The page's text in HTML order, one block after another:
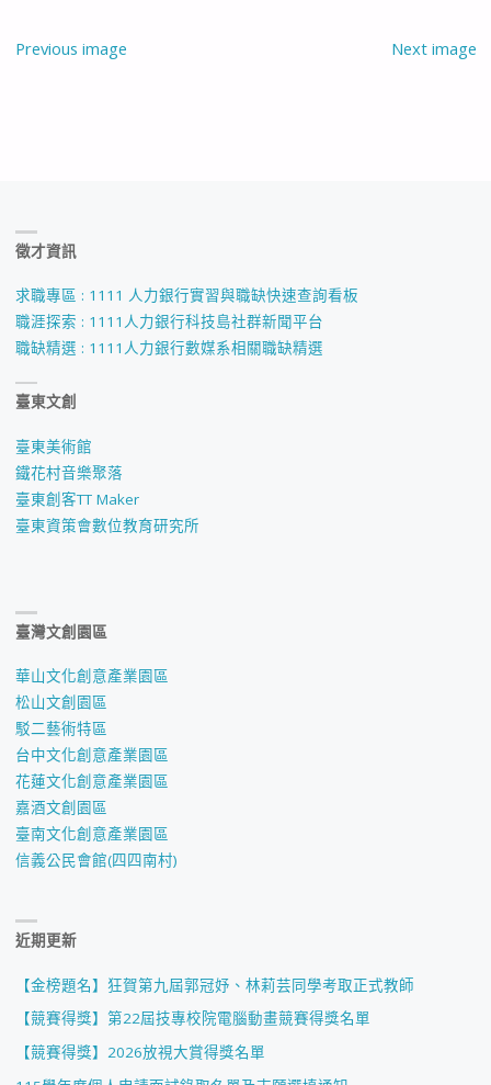
Previous image Next image
徵才資訊
求職專區 : 1111 人力銀行實習與職缺快速查詢看板
職涯探索 : 1111人力銀行科技島社群新聞平台
職缺精選 : 1111人力銀行數媒系相關職缺精選
臺東文創
臺東美術館
鐵花村音樂聚落
臺東創客TT Maker
臺東資策會數位教育研究所
臺灣文創園區
華山文化創意產業園區
松山文創園區
駁二藝術特區
台中文化創意產業園區
花蓮文化創意產業園區
嘉酒文創園區
臺南文化創意產業園區
信義公民會館(四四南村)
近期更新
【金榜題名】狂賀第九屆郭冠妤、林莉芸同學考取正式教師
【競賽得獎】第22屆技專校院電腦動畫競賽得獎名單
【競賽得獎】2026放視大賞得獎名單